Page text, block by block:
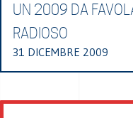
UN 2009 DA
RADIOSO
31 DICEMBRE 2009